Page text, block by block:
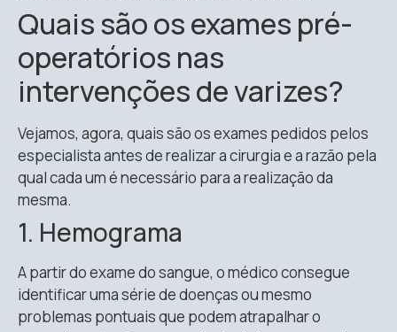
Quais são os exames pré-
operatórios nas
intervenções de varizes?
Vejamos, agora, quais são os exames pedidos pelos
especialista antes de realizar a cirurgia e a razão pela
qual cada um é necessário para a realização da
mesma.
1. Hemograma
A partir do exame do sangue, o médico consegue
identificar uma série de doenças ou mesmo
problemas pontuais que podem atrapalhar o